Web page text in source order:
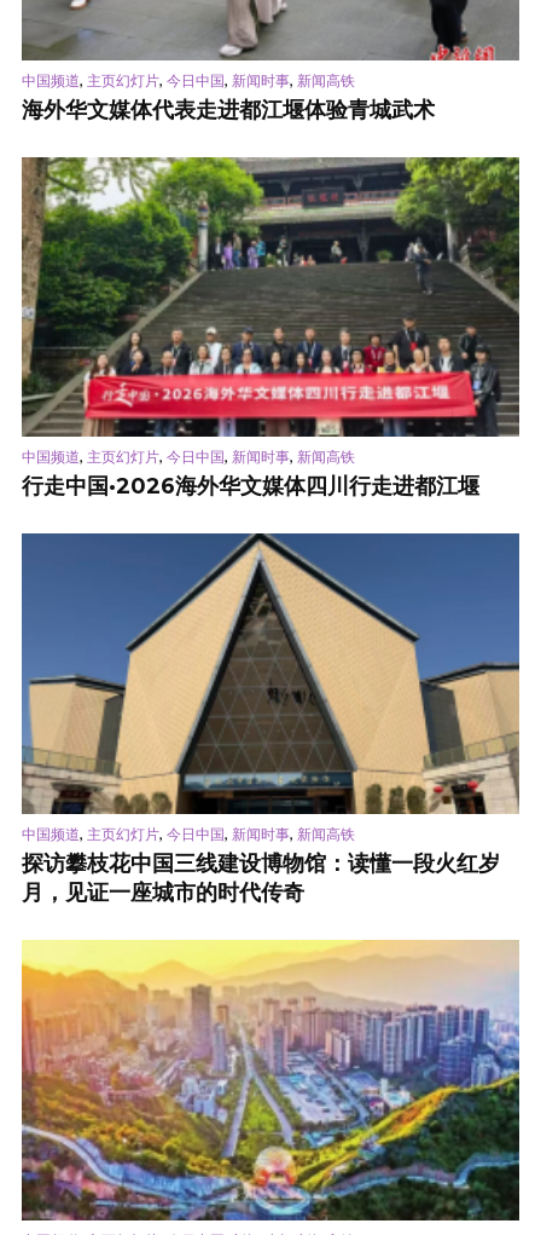
中国频道, 主页幻灯片, 今日中国, 新闻时事, 新闻高铁
海外华文媒体代表走进都江堰体验青城武术
中国频道, 主页幻灯片, 今日中国, 新闻时事, 新闻高铁
行走中国·2026海外华文媒体四川行走进都江堰
中国频道, 主页幻灯片, 今日中国, 新闻时事, 新闻高铁
探访攀枝花中国三线建设博物馆：读懂一段火红岁
月，见证一座城市的时代传奇